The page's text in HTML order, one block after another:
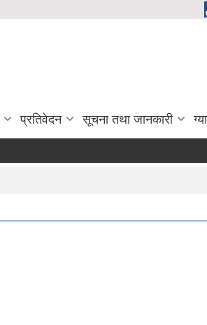
प्रतिवेदन सूचना तथा जानकारी